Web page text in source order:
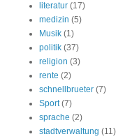
literatur (17)
medizin (5)
Musik (1)
politik (37)
religion (3)
rente (2)
schnellbrueter (7)
Sport (7)
sprache (2)
stadtverwaltung (11)